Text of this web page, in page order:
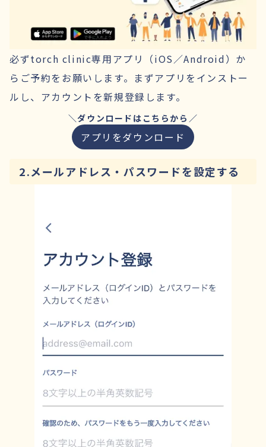
必ずtorch clinic専用アプリ（iOS／Android）か
らご予約をお願いします。まずアプリをインストー
ルし、アカウントを新規登録します。
＼ダウンロードはこちらから／
アプリをダウンロード
2.メールアドレス・パスワードを設定する